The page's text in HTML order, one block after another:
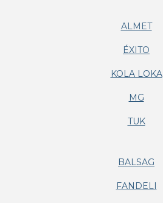
ALMET
ÉXITO
KOLA LOKA
MG
TUK
BALSAG
FANDELI